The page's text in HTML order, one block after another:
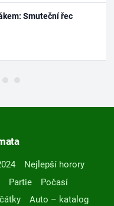
Smuteční řec
Nejlepší horory
Partie
Počasí
Auto – katalog